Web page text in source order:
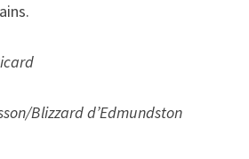
Blizzard d’Edmundston